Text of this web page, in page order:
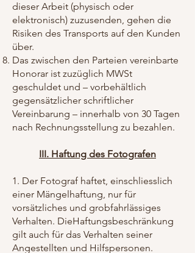
dieser Arbeit (physisch oder
elektronisch) zuzusenden, gehen die
Risiken des Transports auf den Kunden
über.
Das zwischen den Parteien vereinbarte
Honorar ist zuzüglich MWSt
geschuldet und – vorbehältlich
gegensätzlicher schriftlicher
Vereinbarung – innerhalb von 30 Tagen
nach Rechnungsstellung zu bezahlen.
III. Haftung des Fotografen
1. Der Fotograf haftet, einschliesslich
einer Mängelhaftung, nur für
vorsätzliches und grobfahrlässiges
Verhalten. DieHaftungsbeschränkung
gilt auch für das Verhalten seiner
Angestellten und Hilfspersonen.